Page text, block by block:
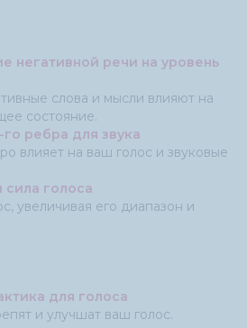
негативной речи на уровень
слова и мысли влияют на
состояние.
ребра для звука
влияет на ваш голос и звуковые
сила голоса
увеличивая его диапазон и
для голоса
и улучшат ваш голос.